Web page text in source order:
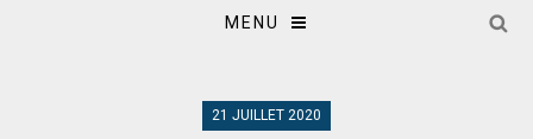
MENU
21 JUILLET 2020